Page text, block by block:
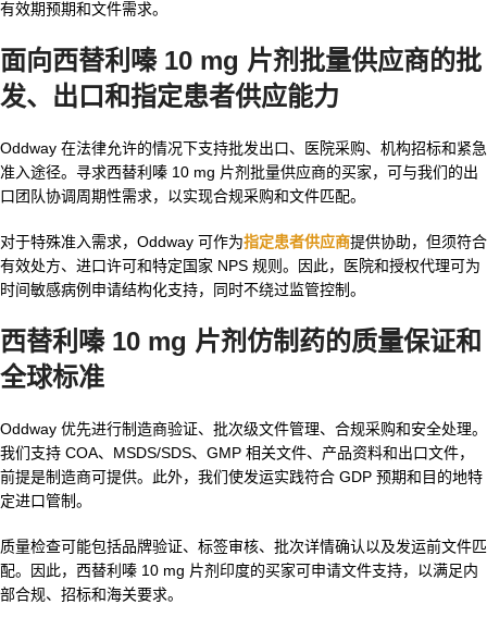
有效期预期和文件需求。
面向西替利嗪 10 mg 片剂批量供应商的批
发、出口和指定患者供应能力
Oddway 在法律允许的情况下支持批发出口、医院采购、机构招标和紧急
准入途径。寻求西替利嗪 10 mg 片剂批量供应商的买家，可与我们的出
口团队协调周期性需求，以实现合规采购和文件匹配。
对于特殊准入需求，Oddway 可作为指定患者供应商提供协助，但须符合
有效处方、进口许可和特定国家 NPS 规则。因此，医院和授权代理可为
时间敏感病例申请结构化支持，同时不绕过监管控制。
西替利嗪 10 mg 片剂仿制药的质量保证和
全球标准
Oddway 优先进行制造商验证、批次级文件管理、合规采购和安全处理。
我们支持 COA、MSDS/SDS、GMP 相关文件、产品资料和出口文件，
前提是制造商可提供。此外，我们使发运实践符合 GDP 预期和目的地特
定进口管制。
质量检查可能包括品牌验证、标签审核、批次详情确认以及发运前文件匹
配。因此，西替利嗪 10 mg 片剂印度的买家可申请文件支持，以满足内
部合规、招标和海关要求。